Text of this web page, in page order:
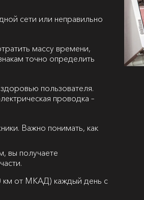
сети или неправильно
массу времени,
точно определить
пользователя.
проводка –
Важно понимать, как
вы получаете
км от МКАД) каждый день с